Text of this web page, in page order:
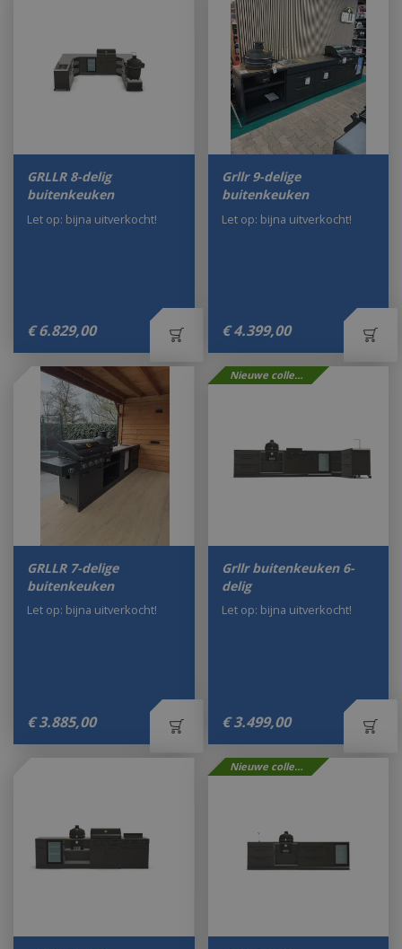
GRLLR 8-delig
buitenkeuken
€ 6.829,00
Let op: bijna uitverkocht!
Grllr 9-delige
buitenkeuken
€ 4.399,00
Let op: bijna uitverkocht!
GRLLR 7-delige
buitenkeuken
€ 3.885,00
Let op: bijna uitverkocht!
Nieuwe collectie
Grllr buitenkeuken 6-
delig
€ 3.499,00
Let op: bijna uitverkocht!
Nieuwe collectie